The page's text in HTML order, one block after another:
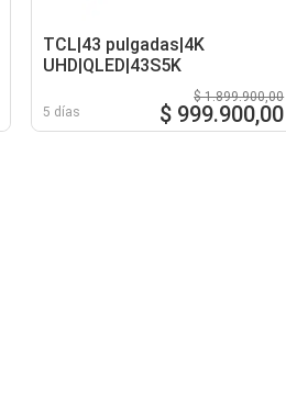
TCL|43 pulgadas|4K
UHD|QLED|43S5K
5 días
$ 1.899.900,00
$ 999.900,00